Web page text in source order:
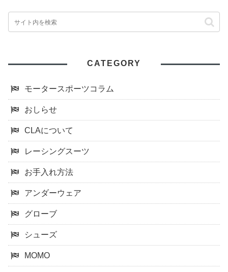
CATEGORY
モータースポーツコラム
おしらせ
CLAについて
レーシングスーツ
お手入れ方法
アンダーウェア
グローブ
シューズ
MOMO